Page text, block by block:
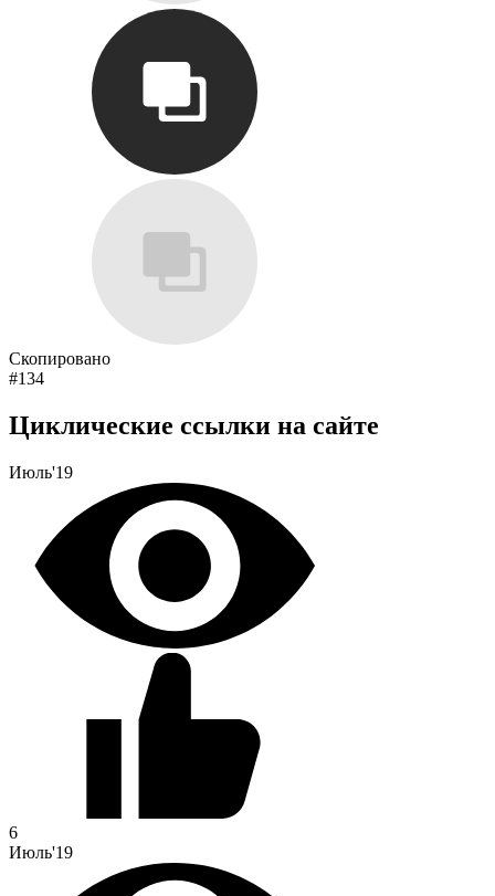
Скопировано
#134
Циклические ссылки на сайте
Июль'19
6
Июль'19